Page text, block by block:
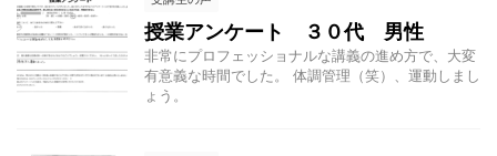
授業アンケート ３０代 男性
非常にプロフェッショナルな講義の進め方で、大変
有意義な時間でした。 体調管理（笑）、運動しまし
ょう。